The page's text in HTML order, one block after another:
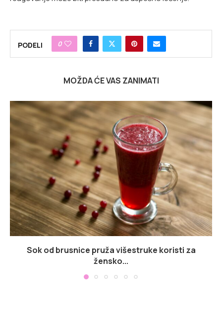
PODELI 0
MOŽDA ĆE VAS ZANIMATI
Sok od brusnice pruža višestruke koristi za
žensko...